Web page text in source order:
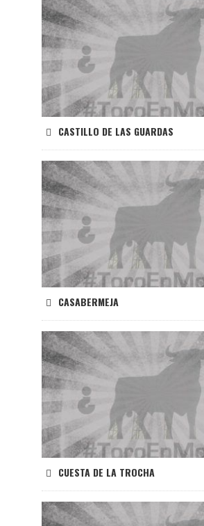
CASTILLO DE LAS GUARDAS
CASABERMEJA
CUESTA DE LA TROCHA